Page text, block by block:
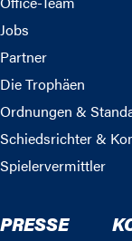
Jobs
Partner
Die Trophäen
Ordnungen &
Schiedsrichter &
Spielervermittler
PRESSE